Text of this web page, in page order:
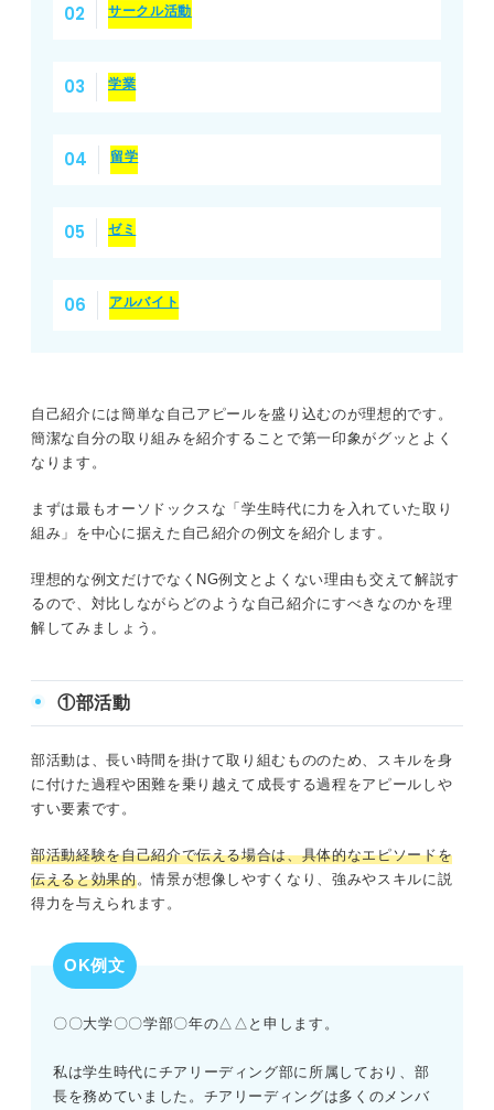
サークル活動
学業
留学
ゼミ
アルバイト
自己紹介には簡単な自己アピールを盛り込むのが理想的です。
簡潔な自分の取り組みを紹介することで第一印象がグッとよく
なります。
まずは最もオーソドックスな「学生時代に力を入れていた取り
組み」を中心に据えた自己紹介の例文を紹介します。
理想的な例文だけでなくNG例文とよくない理由も交えて解説す
るので、対比しながらどのような自己紹介にすべきなのかを理
解してみましょう。
①部活動
部活動は、長い時間を掛けて取り組むもののため、スキルを身
に付けた過程や困難を乗り越えて成長する過程をアピールしや
すい要素です。
部活動経験を自己紹介で伝える場合は、具体的なエピソードを
伝えると効果的。情景が想像しやすくなり、強みやスキルに説
得力を与えられます。
OK例文
〇〇大学〇〇学部〇年の△△と申します。
私は学生時代にチアリーディング部に所属しており、部
長を務めていました。チアリーディングは多くのメンバ